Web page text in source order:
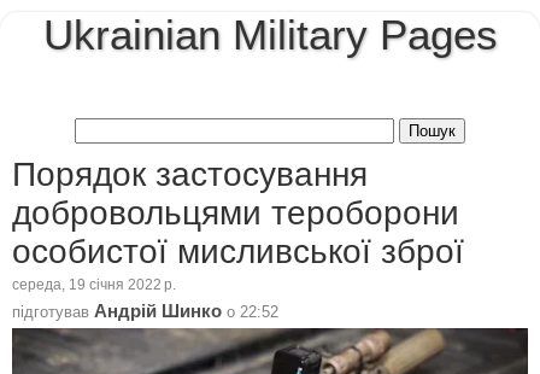
Ukrainian Military Pages
Порядок застосування
добровольцями тероборони
особистої мисливської зброї
середа, 19 січня 2022 р.
підготував Андрій Шинко о 22:52